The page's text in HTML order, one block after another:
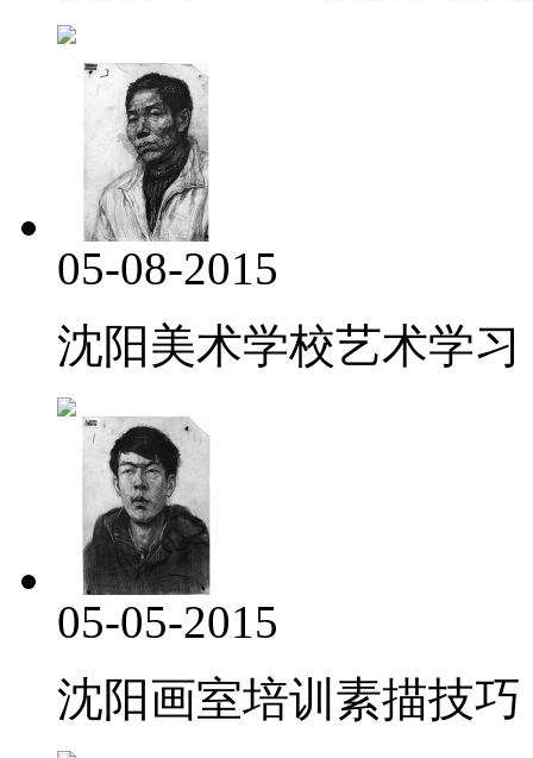
05-08-2015
沈阳美术学校艺术学习
05-05-2015
沈阳画室培训素描技巧